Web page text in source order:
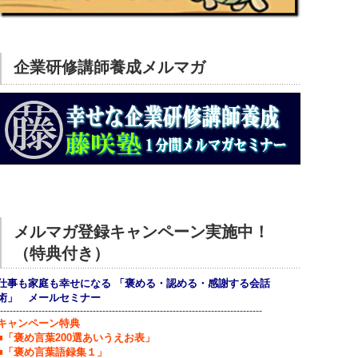
企業研修講師養成メルマガ
メルマガ登録キャンペーン実施中！
（特典付き）
事も家庭も幸せになる 「褒める・認める・感謝する会話
」 メールセミナー
ャンペーン特典
「褒め言葉200選あいうえお表」
「褒め言葉語録集１」